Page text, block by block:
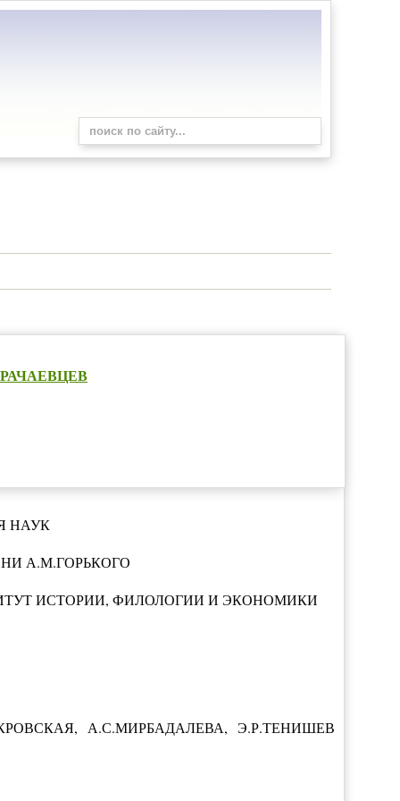
НАУК
А.М.ГОРЬКОГО
ИСТОРИИ, ФИЛОЛОГИИ И ЭКОНОМИКИ
А.С.МИРБАДАЛЕВА, Э.Р.ТЕНИШЕВ